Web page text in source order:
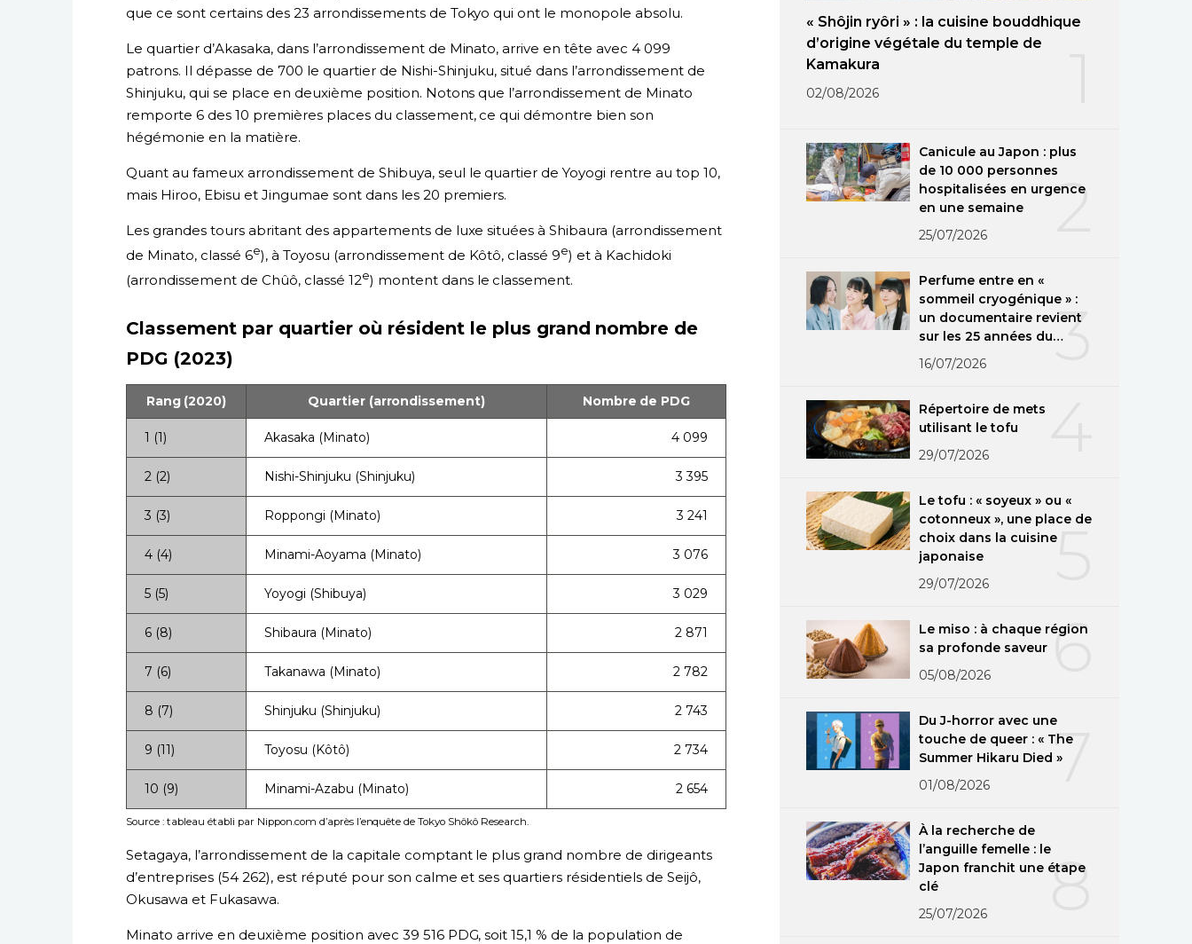
que ce sont certains des 23 arrondissements de Tokyo qui ont le monopole absolu.
Le quartier d’Akasaka, dans l’arrondissement de Minato, arrive en tête avec 4 099
patrons. Il dépasse de 700 le quartier de Nishi-Shinjuku, situé dans l’arrondissement de
Shinjuku, qui se place en deuxième position. Notons que l’arrondissement de Minato
remporte 6 des 10 premières places du classement, ce qui démontre bien son
hégémonie en la matière.
Quant au fameux arrondissement de Shibuya, seul le quartier de Yoyogi rentre au top 10,
mais Hiroo, Ebisu et Jingumae sont dans les 20 premiers.
Les grandes tours abritant des appartements de luxe situées à Shibaura (arrondissement
de Minato, classé 6e), à Toyosu (arrondissement de Kôtô, classé 9e) et à Kachidoki
(arrondissement de Chûô, classé 12e) montent dans le classement.
Classement par quartier où résident le plus grand nombre de
PDG (2023)
Rang (2020) Quartier (arrondissement) Nombre de PDG
1 (1) Akasaka (Minato) 4 099
2 (2) Nishi-Shinjuku (Shinjuku) 3 395
3 (3) Roppongi (Minato) 3 241
4 (4) Minami-Aoyama (Minato) 3 076
5 (5) Yoyogi (Shibuya) 3 029
6 (8) Shibaura (Minato) 2 871
7 (6) Takanawa (Minato) 2 782
8 (7) Shinjuku (Shinjuku) 2 743
9 (11) Toyosu (Kôtô) 2 734
10 (9) Minami-Azabu (Minato) 2 654
Source : tableau établi par Nippon.com d’après l’enquête de Tokyo Shôkô Research.
Setagaya, l’arrondissement de la capitale comptant le plus grand nombre de dirigeants
d’entreprises (54 262), est réputé pour son calme et ses quartiers résidentiels de Seijô,
Okusawa et Fukasawa.
Minato arrive en deuxième position avec 39 516 PDG, soit 15,1 % de la population de
« Shôjin ryôri » : la cuisine bouddhique
d’origine végétale du temple de
Kamakura
02/08/2026
2
Canicule au Japon : plus
de 10 000 personnes
hospitalisées en urgence
en une semaine
25/07/2026
3
Perfume entre en «
sommeil cryogénique » :
un documentaire revient
sur les 25 années du
groupe
16/07/2026
Répertoire de mets
utilisant le tofu
29/07/2026
5
Le tofu : « soyeux » ou «
cotonneux », une place de
choix dans la cuisine
japonaise
29/07/2026
6
Le miso : à chaque région
sa profonde saveur
05/08/2026
7
Du J-horror avec une
touche de queer : « The
Summer Hikaru Died »
01/08/2026
8
À la recherche de
l’anguille femelle : le
Japon franchit une étape
clé
25/07/2026